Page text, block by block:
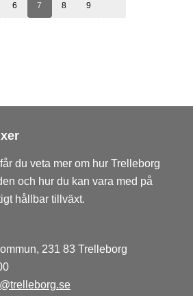
6 7 8 9
du veta mer om hur Trelleborg
och hur du kan vara med på
hållbar tillväxt.
231 83 Trelleborg